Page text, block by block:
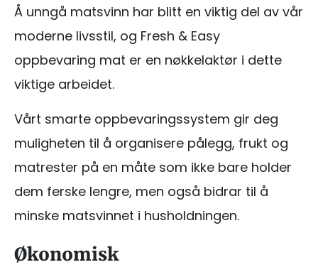
Å unngå matsvinn har blitt en viktig del av vår
moderne livsstil, og Fresh & Easy
oppbevaring mat er en nøkkelaktør i dette
viktige arbeidet.
Vårt smarte oppbevaringssystem gir deg
muligheten til å organisere pålegg, frukt og
matrester på en måte som ikke bare holder
dem ferske lengre, men også bidrar til å
minske matsvinnet i husholdningen.
Økonomisk